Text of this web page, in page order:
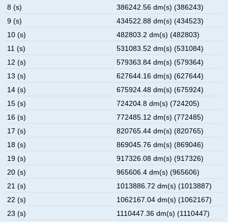
8 (s)
386242.56 dm(s) (386243)
9 (s)
434522.88 dm(s) (434523)
10 (s)
482803.2 dm(s) (482803)
11 (s)
531083.52 dm(s) (531084)
12 (s)
579363.84 dm(s) (579364)
13 (s)
627644.16 dm(s) (627644)
14 (s)
675924.48 dm(s) (675924)
15 (s)
724204.8 dm(s) (724205)
16 (s)
772485.12 dm(s) (772485)
17 (s)
820765.44 dm(s) (820765)
18 (s)
869045.76 dm(s) (869046)
19 (s)
917326.08 dm(s) (917326)
20 (s)
965606.4 dm(s) (965606)
21 (s)
1013886.72 dm(s) (1013887)
22 (s)
1062167.04 dm(s) (1062167)
23 (s)
1110447.36 dm(s) (1110447)